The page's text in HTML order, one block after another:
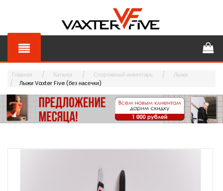
Главная Каталог Спортивный инвентарь
Лыжи
Лыжи Vaxter Five (без насечки)